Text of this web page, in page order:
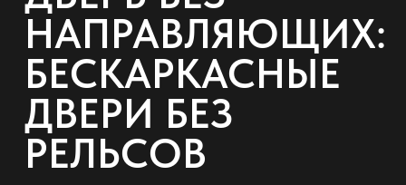
НАПРАВЛЯЮЩИХ:
БЕСКАРКАСНЫЕ
ДВЕРИ БЕЗ
РЕЛЬСОВ